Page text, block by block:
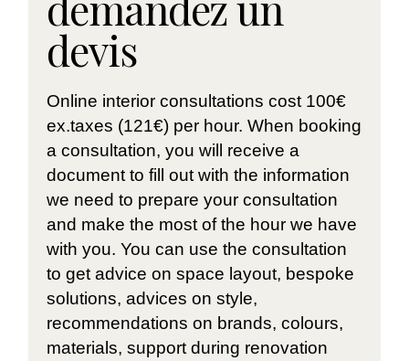
devis
Online interior consultations cost 100€
ex.taxes (121€) per hour. When booking
a consultation, you will receive a
document to fill out with the information
we need to prepare your consultation
and make the most of the hour we have
with you. You can use the consultation
to get advice on space layout, bespoke
solutions, advices on style,
recommendations on brands, colours,
materials, support during renovation